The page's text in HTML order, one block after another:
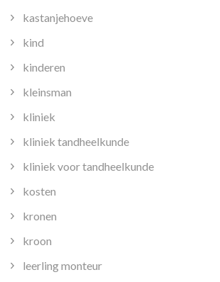
kastanjehoeve
kind
kinderen
kleinsman
kliniek
kliniek tandheelkunde
kliniek voor tandheelkunde
kosten
kronen
kroon
leerling monteur